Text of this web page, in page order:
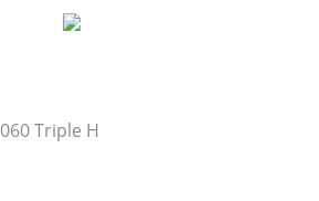
060 Triple H